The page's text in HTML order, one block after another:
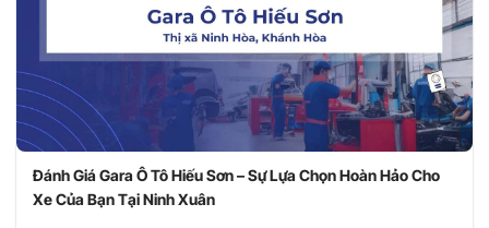
Đánh Giá Gara Ô Tô Hiếu Sơn – Sự Lựa Chọn Hoàn Hảo Cho
Xe Của Bạn Tại Ninh Xuân